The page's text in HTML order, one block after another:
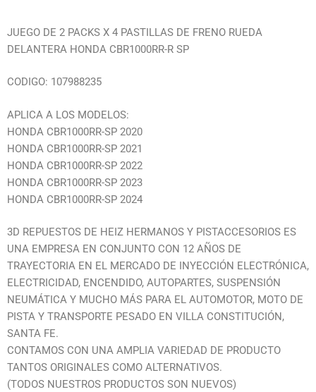
JUEGO DE 2 PACKS X 4 PASTILLAS DE FRENO RUEDA
DELANTERA HONDA CBR1000RR-R SP
CODIGO: 107988235
APLICA A LOS MODELOS:
HONDA CBR1000RR-SP 2020
HONDA CBR1000RR-SP 2021
HONDA CBR1000RR-SP 2022
HONDA CBR1000RR-SP 2023
HONDA CBR1000RR-SP 2024
3D REPUESTOS DE HEIZ HERMANOS Y PISTACCESORIOS ES
UNA EMPRESA EN CONJUNTO CON 12 AÑOS DE
TRAYECTORIA EN EL MERCADO DE INYECCIÓN ELECTRÓNICA,
ELECTRICIDAD, ENCENDIDO, AUTOPARTES, SUSPENSIÓN
NEUMÁTICA Y MUCHO MÁS PARA EL AUTOMOTOR, MOTO DE
PISTA Y TRANSPORTE PESADO EN VILLA CONSTITUCIÓN,
SANTA FE.
CONTAMOS CON UNA AMPLIA VARIEDAD DE PRODUCTO
TANTOS ORIGINALES COMO ALTERNATIVOS.
(TODOS NUESTROS PRODUCTOS SON NUEVOS)